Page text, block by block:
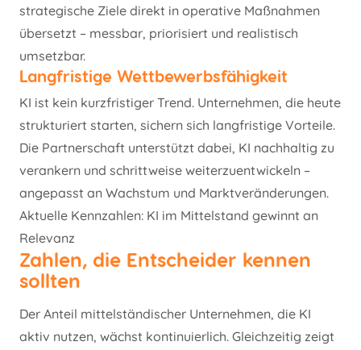
strategische Ziele direkt in operative Maßnahmen
übersetzt – messbar, priorisiert und realistisch
umsetzbar.
Langfristige Wettbewerbsfähigkeit
KI ist kein kurzfristiger Trend. Unternehmen, die heute
strukturiert starten, sichern sich langfristige Vorteile.
Die Partnerschaft unterstützt dabei, KI nachhaltig zu
verankern und schrittweise weiterzuentwickeln –
angepasst an Wachstum und Marktveränderungen.
Aktuelle Kennzahlen: KI im Mittelstand gewinnt an
Relevanz
Zahlen, die Entscheider kennen
sollten
Der Anteil mittelständischer Unternehmen, die KI
aktiv nutzen, wächst kontinuierlich. Gleichzeitig zeigt